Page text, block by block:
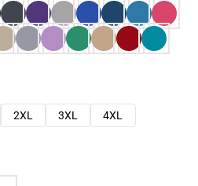
2XL 3XL
4XL